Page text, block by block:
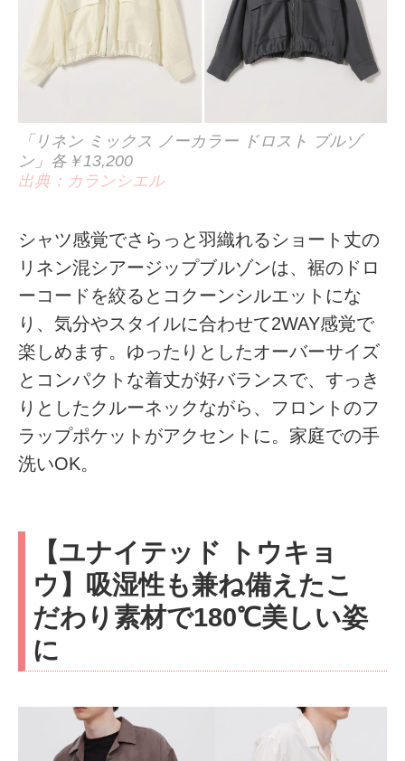
「リネン ミックス ノーカラー ドロスト ブルゾ
ン」各￥13,200
出典：カランシエル
シャツ感覚でさらっと羽織れるショート丈の
リネン混シアージップブルゾンは、裾のドロ
ーコードを絞るとコクーンシルエットにな
り、気分やスタイルに合わせて2WAY感覚で
楽しめます。ゆったりとしたオーバーサイズ
とコンパクトな着丈が好バランスで、すっき
りとしたクルーネックながら、フロントのフ
ラップポケットがアクセントに。家庭での手
洗いOK。
【ユナイテッド トウキョ
ウ】吸湿性も兼ね備えたこ
だわり素材で180℃美しい姿
に